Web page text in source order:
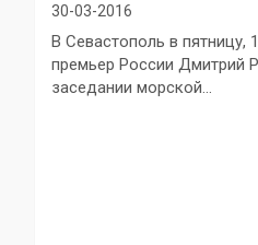
30-03-2016
В Севастополь в пятницу,
премьер России Дмитрий
заседании морской…